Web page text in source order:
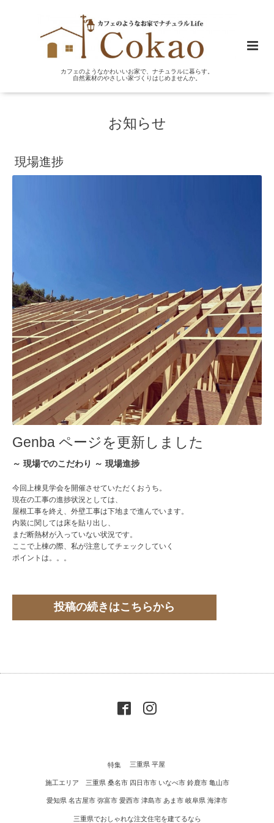
カフェのようなかわいいお家で、ナチュラルに暮らす。
自然素材のやさしい家づくりはじめませんか。
お知らせ
現場進捗
Genba ページ を更新しました
～ 現場でのこだわり ～ 現場進捗
今回上棟見学会を開催させていただくおうち。
現在の工事の進捗状況としては、
屋根工事を終え、外壁工事は下地まで進んでいます。
内装に関しては床を貼り出し、
まだ断熱材が入っていない状況です。
ここで上棟の際、私が注意してチェックしていく
ポイントは。。。
投稿の続きはこちらから
特集 三重県 平屋
施工エリア 三重県 桑名市 四日市市 いなべ市 鈴鹿市 亀山市
愛知県 名古屋市 弥富市 愛西市 津島市 あま市 岐阜県 海津市
三重県でおしゃれな注文住宅を建てるなら